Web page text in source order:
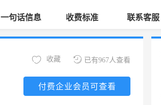
一句话信息 收费标准 联系客服
已有967人查看
收藏
付费企业会员可查看